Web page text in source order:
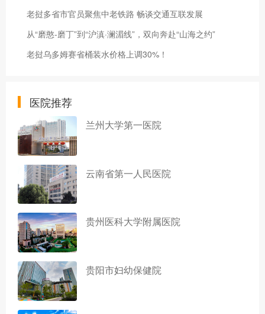
老挝多省市官员聚焦中老铁路 畅谈交通互联发展
从“磨憨-磨丁”到“沪滇·澜湄线”，双向奔赴“山海之约”
老挝乌多姆赛省桶装水价格上调30%！
医院推荐
兰州大学第一医院
云南省第一人民医院
贵州医科大学附属医院
贵阳市妇幼保健院